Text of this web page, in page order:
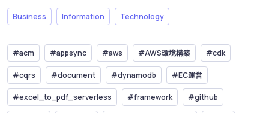
Business Information Technology
#acm #appsync #aws #AWS環境構築 #cdk
#cqrs #document #dynamodb #EC運営
#excel_to_pdf_serverless #framework #github